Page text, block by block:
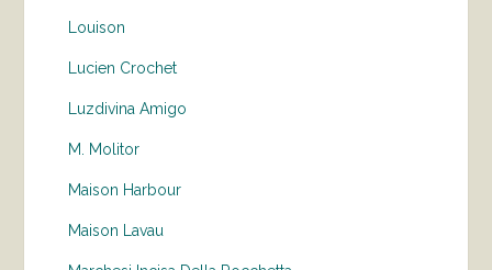
Louison
Lucien Crochet
Luzdivina Amigo
M. Molitor
Maison Harbour
Maison Lavau